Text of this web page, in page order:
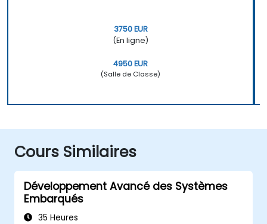
3750 EUR
(En ligne)
4950 EUR
(Salle de Classe)
Cours Similaires
Développement Avancé des Systèmes
Embarqués
35 Heures